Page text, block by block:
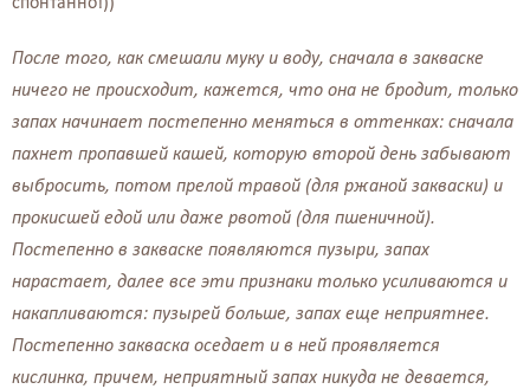
После того, как смешали муку и воду, сначала в закваске
ничего не происходит, кажется, что она не бродит, только
запах начинает постепенно меняться в оттенках: сначала
пахнет пропавшей кашей, которую второй день забывают
выбросить, потом прелой травой (для ржаной закваски) и
прокисшей едой или даже рвотой (для пшеничной).
Постепенно в закваске появляются пузыри, запах
нарастает, далее все эти признаки только усиливаются и
накапливаются: пузырей больше, запах еще неприятнее.
Постепенно закваска оседает и в ней проявляется
кислинка, причем, неприятный запах никуда не девается,